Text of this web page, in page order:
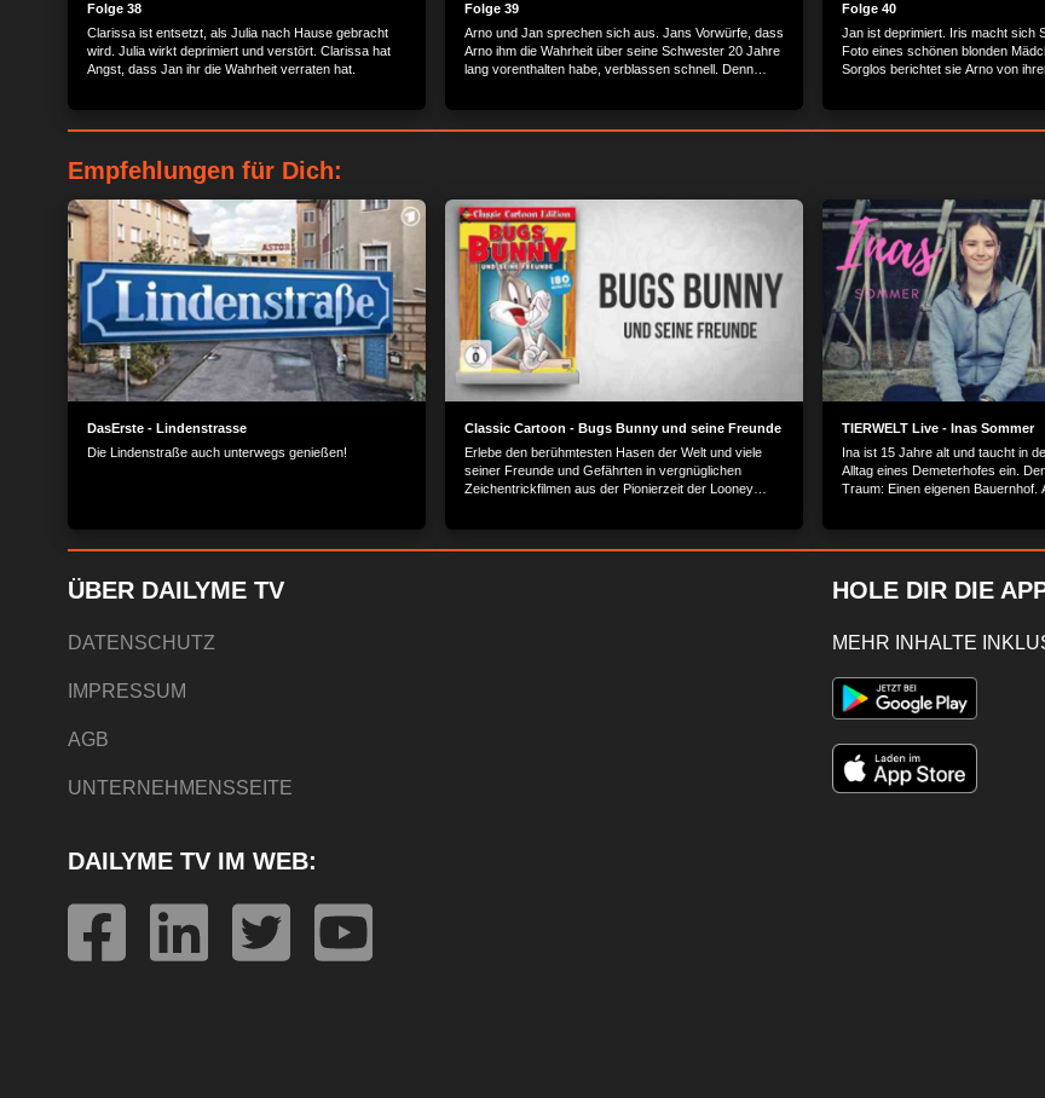
Folge 38
Clarissa ist entsetzt, als Julia nach Hause gebracht
wird. Julia wirkt deprimiert und verstört. Clarissa hat
Angst, dass Jan ihr die Wahrheit verraten hat.
Folge 39
Arno und Jan sprechen sich aus. Jans Vorwürfe, dass
Arno ihm die Wahrheit über seine Schwester 20 Jahre
lang vorenthalten habe, verblassen schnell. Denn
Folge 40
Jan ist deprimiert. Iris macht sich
Foto eines schönen blonden
Sorglos berichtet sie Arno von
Empfehlungen für Dich:
DasErste - Lindenstrasse
Die Lindenstraße auch unterwegs genießen!
Classic Cartoon - Bugs Bunny und seine Freunde
Erlebe den berühmtesten Hasen der Welt und viele
seiner Freunde und Gefährten in vergnüglichen
Zeichentrickfilmen aus der Pionierzeit der Looney
TIERWELT Live - Inas Sommer
Ina ist 15 Jahre alt und taucht in
Alltag eines Demeterhofes ein.
Traum: Einen eigenen Bauernhof.
ÜBER DAILYME TV
DATENSCHUTZ
IMPRESSUM
AGB
UNTERNEHMENSSEITE
HOLE DIR DIE
MEHR INHALTE
DAILYME TV IM WEB: